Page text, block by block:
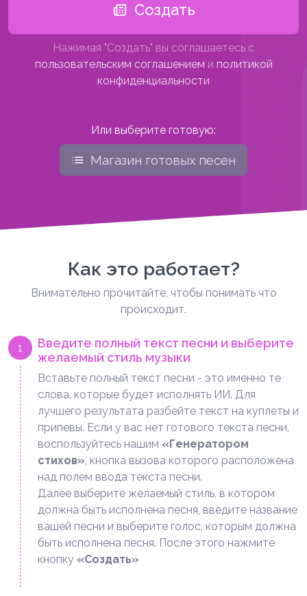
Создать
Нажимая "Создать" вы соглашаетесь с
пользовательским соглашением и политикой
конфиденциальности
Или выберите готовую:
Магазин готовых песен
Как это работает?
Внимательно прочитайте, чтобы понимать что
происходит.
1
Введите полный текст песни и выберите
желаемый стиль музыки
Вставьте полный текст песни - это именно те
слова, которые будет исполнять ИИ. Для
лучшего результата разбейте текст на куплеты и
припевы. Если у вас нет готового текста песни,
воспользуйтесь нашим «Генератором
стихов», кнопка вызова которого расположена
над полем ввода текста песни.
Далее выберите желаемый стиль, в котором
должна быть исполнена песня, введите название
вашей песни и выберите голос, которым должна
быть исполнена песня. После этого нажмите
кнопку «Создать»